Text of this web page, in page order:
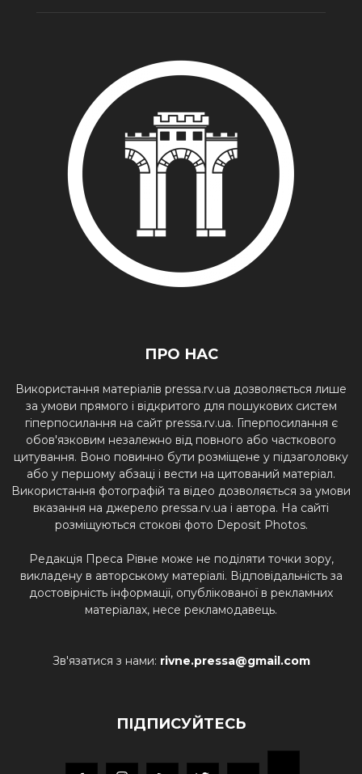
ПРО НАС
Використання матеріалів pressa.rv.ua дозволяється лише
за умови прямого і відкритого для пошукових систем
гіперпосилання на сайт pressa.rv.ua. Гіперпосилання є
обов'язковим незалежно від повного або часткового
цитування. Воно повинно бути розміщене у підзаголовку
або у першому абзаці і вести на цитований матеріал.
Використання фотографій та відео дозволяється за умови
вказання на джерело pressa.rv.ua і автора. На сайті
розміщуються стокові фото Deposit Photos.
Редакція Преса Рівне може не поділяти точки зору,
викладену в авторському матеріалі. Відповідальність за
достовірність інформації, опублікованої в рекламних
матеріалах, несе рекламодавець.
Зв'язатися з нами: rivne.pressa@gmail.com
ПІДПИСУЙТЕСЬ